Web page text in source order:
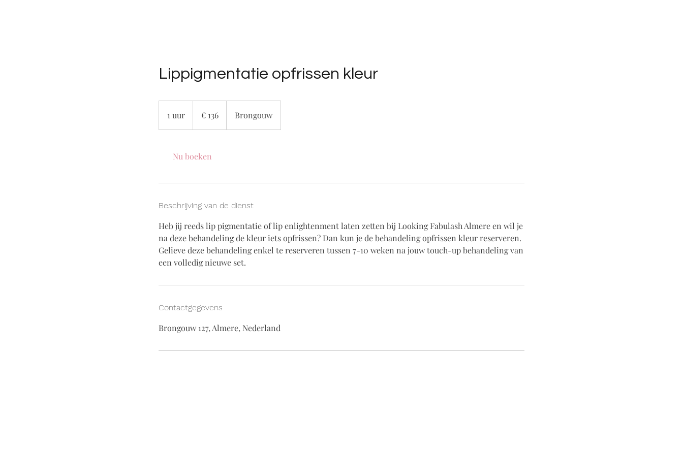
Lippigmentatie opfrissen kleur
1 uur
u
€ 136 Brongouw
Nu boeken
Beschrijving van de dienst
Heb jij reeds lip pigmentatie of lip enlightenment laten zetten bij Looking Fabulash Almere en wil je
na deze behandeling de kleur iets opfrissen? Dan kun je de behandeling opfrissen kleur reserveren.
Gelieve deze behandeling enkel te reserveren tussen 7-10 weken na jouw touch-up behandeling van
een volledig nieuwe set.
Contactgegevens
Brongouw 127, Almere, Nederland